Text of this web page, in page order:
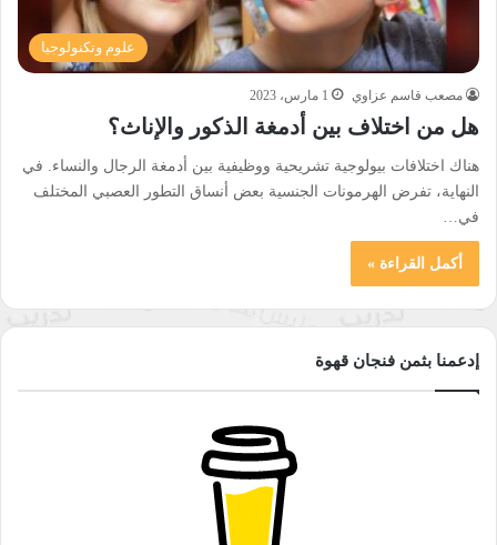
علوم وتكنولوجيا
مصعب قاسم عزاوي 1 مارس، 2023
هل من اختلاف بين أدمغة الذكور والإناث؟
هناك اختلافات بيولوجية تشريحية ووظيفية بين أدمغة الرجال والنساء. في
النهاية، تفرض الهرمونات الجنسية بعض أنساق التطور العصبي المختلف
في…
أكمل القراءة »
إدعمنا بثمن فنجان قهوة